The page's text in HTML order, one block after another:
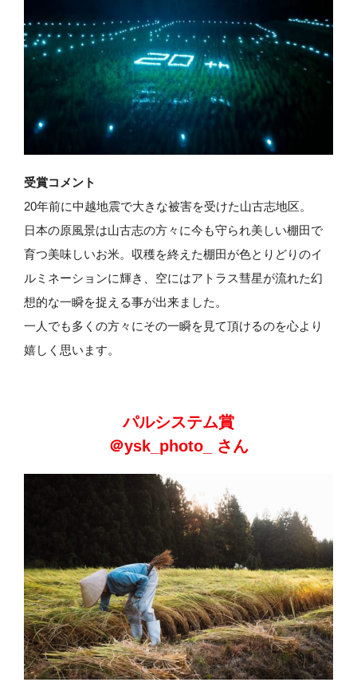
受賞コメント
20年前に中越地震で大きな被害を受けた山古志地区。
日本の原風景は山古志の方々に今も守られ美しい棚田で
育つ美味しいお米。収穫を終えた棚田が色とりどりのイ
ルミネーションに輝き、空にはアトラス彗星が流れた幻
想的な一瞬を捉える事が出来ました。
一人でも多くの方々にその一瞬を見て頂けるのを心より
嬉しく思います。
パルシステム賞
＠ysk_photo_ さん